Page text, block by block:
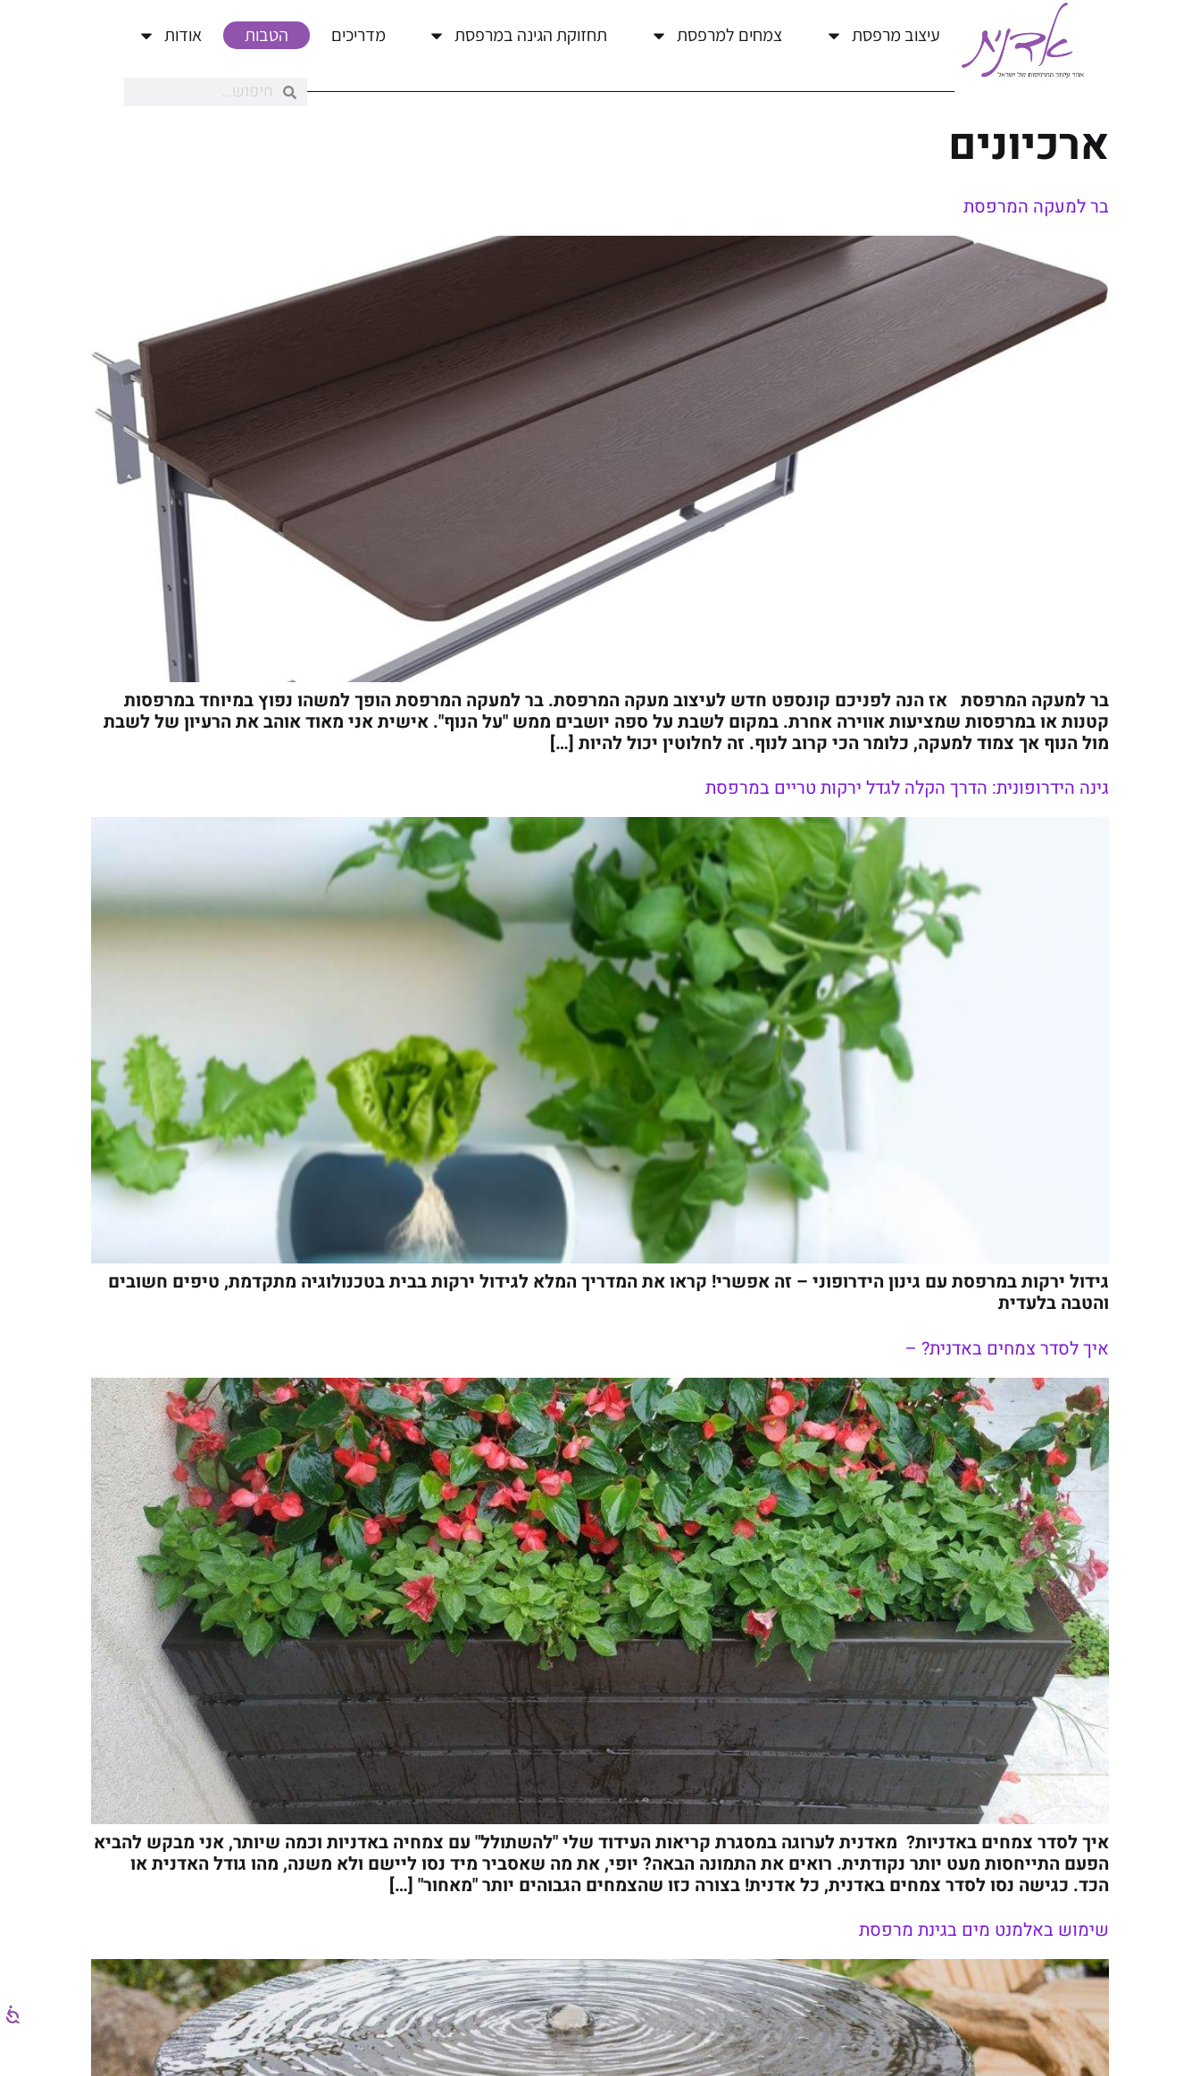
עיצוב מרפסת צמחים למרפסת תחזוקת הגינה במרפסת מדריכים הטבות אודות
ארכיונים
בר למעקה המרפסת
בר למעקה המרפסת אז הנה לפניכם קונספט חדש לעיצוב מעקה המרפסת. בר למעקה המרפסת הופך למשהו נפוץ במיוחד במרפסות
קטנות או במרפסות שמציעות אווירה אחרת. במקום לשבת על ספה יושבים ממש "על הנוף". אישית אני מאוד אוהב את הרעיון של לשבת
מול הנוף אך צמוד למעקה, כלומר הכי קרוב לנוף. זה לחלוטין יכול להיות […]
גינה הידרופונית: הדרך הקלה לגדל ירקות טריים במרפסת
גידול ירקות במרפסת עם גינון הידרופוני – זה אפשרי! קראו את המדריך המלא לגידול ירקות בבית בטכנולוגיה מתקדמת, טיפים חשובים
והטבה בלעדית
איך לסדר צמחים באדנית? –
איך לסדר צמחים באדניות? מאדנית לערוגה במסגרת קריאות העידוד שלי "להשתולל" עם צמחיה באדניות וכמה שיותר, אני מבקש להביא
הפעם התייחסות מעט יותר נקודתית. רואים את התמונה הבאה? יופי, את מה שאסביר מיד נסו ליישם ולא משנה, מהו גודל האדנית או
הכד. כגישה נסו לסדר צמחים באדנית, כל אדנית! בצורה כזו שהצמחים הגבוהים יותר "מאחור" […]
שימוש באלמנט מים בגינת מרפסת